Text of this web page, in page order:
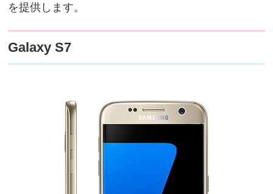
を提供します。
Galaxy S7